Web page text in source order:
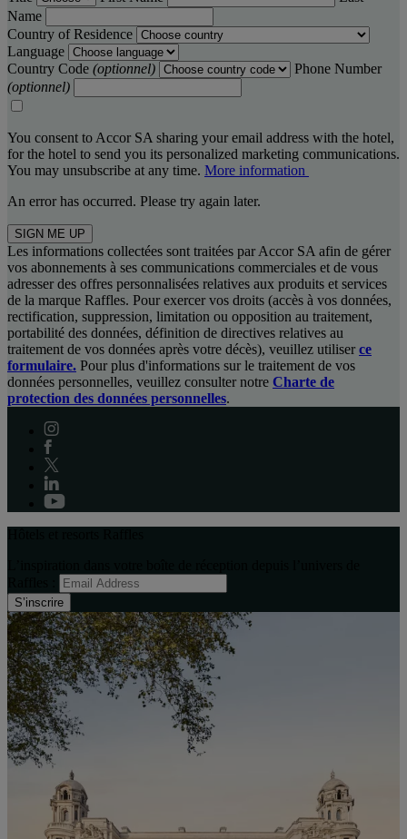
Name
Country of Residence
Language
Country Code (optionnel)
Phone Number
(optionnel)
You consent to Accor SA sharing your email address with the hotel,
for the hotel to send you its personalized marketing communications.
You may unsubscribe at any time. More information
An error has occurred. Please try again later.
SIGN ME UP
Les informations collectées sont traitées par Accor SA afin de gérer
vos abonnements à ses communications commerciales et de vous
adresser des offres personnalisées relatives aux produits et services
de la marque Raffles. Pour exercer vos droits (accès à vos données,
rectification, suppression, limitation ou opposition au traitement,
portabilité des données, définition de directives relatives au
traitement de vos données après votre décès), veuillez utiliser ce
formulaire. Pour plus d'informations sur le traitement de vos
données personnelles, veuillez consulter notre Charte de
protection des données personnelles.
S’inscrire